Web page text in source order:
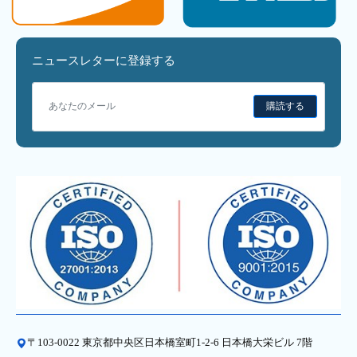
ニュースレターに登録する
購読する
〒103-0022 東京都中央区日本橋室町1-2-6 日本橋大栄ビル 7階